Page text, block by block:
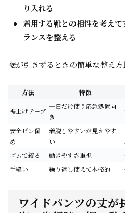
り入れる
着用する靴との相性を考え
ランスを整える
裾が引きずるときの簡単な整え
方法 特徴
裾上げテープ
一日だけ使う応急処置向
き
安全ピン留
め
着脱しやすいが見えやす
い
ゴムで絞る 動きやすさ重視
手縫い
繰り返し使えて本格的
ワイドパンツの丈が